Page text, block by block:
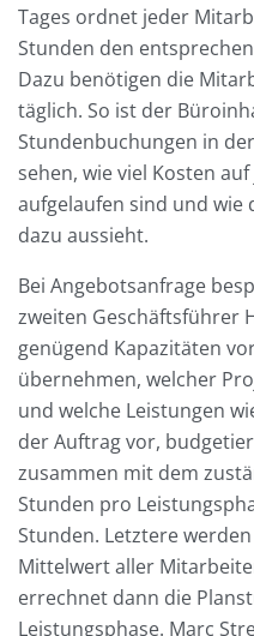
Tages ordnet jeder
Stunden den
Dazu benötigen die
täglich. So ist der
Stundenbuchungen in
sehen, wie viel Kosten
aufgelaufen sind und
dazu aussieht.
Bei Angebotsanfrage
zweiten Geschäftsführer
genügend Kapazitäten
übernehmen, welcher
und welche Leistungen
der Auftrag vor,
zusammen mit dem
Stunden pro
Stunden. Letztere
Mittelwert aller
errechnet dann die
Leistungsphase. Marc